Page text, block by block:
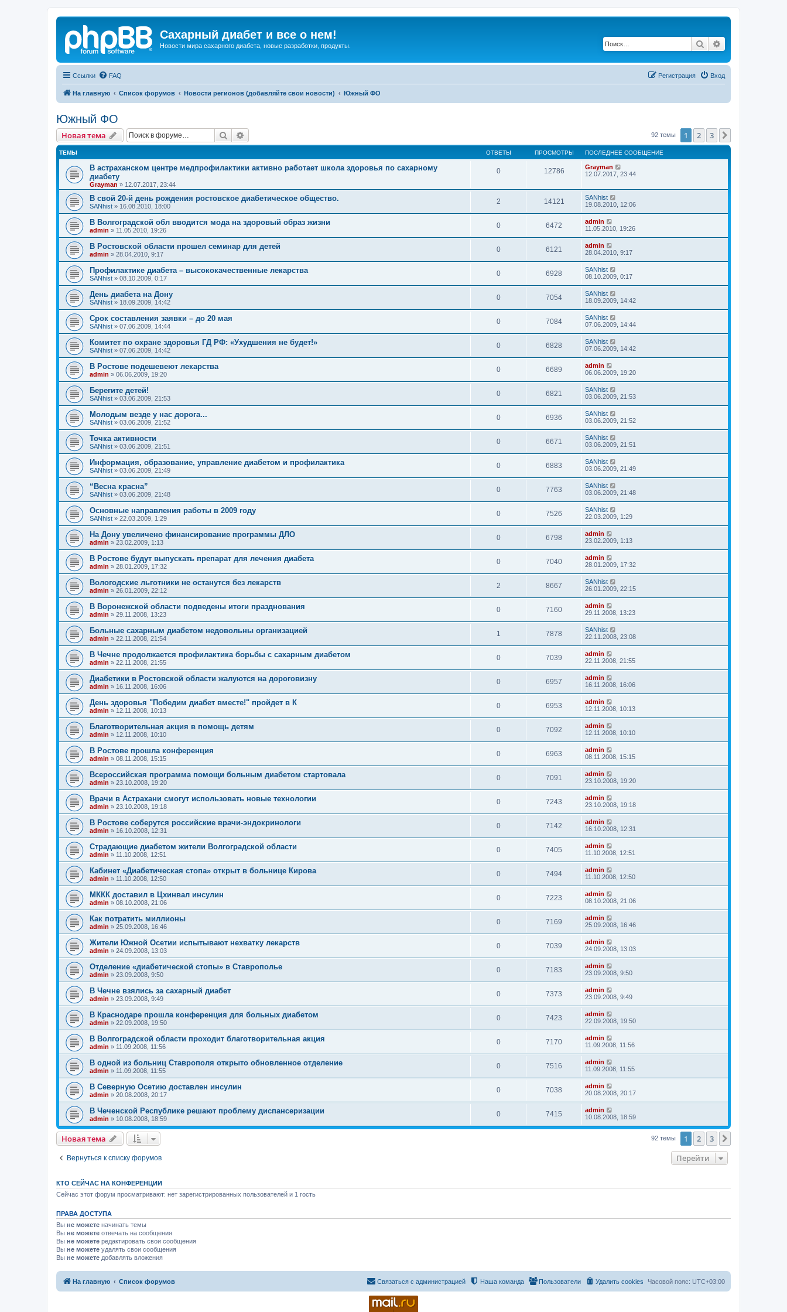
Сахарный диабет и все о нем!
Новости мира сахарного диабета, новые разработки, продукты. Поиск
Ссылки FAQ Вход
Регистрация
На главную Список форумов Новости регионов (добавляйте свои новости) Южный ФО
Южный ФО
Новая тема Поиск 92 темы 1 2 3
ТЕМЫ ОТВЕТЫ ПРОСМОТРЫ ПОСЛЕДНЕЕ СООБЩЕНИЕ
В астраханском центре медпрофилактики активно работает школа здоровья по сахарному
диабету
Grayman » 12.07.2017, 23:44
0 12786
Grayman
12.07.2017, 23:44
В свой 20-й день рождения ростовское диабетическое общество.
SANhist » 16.08.2010, 18:00
2 14121
SANhist
19.08.2010, 12:06
В Волгоградской обл вводится мода на здоровый образ жизни
admin » 11.05.2010, 19:26
0 6472
admin
11.05.2010, 19:26
В Ростовской области прошел семинар для детей
admin » 28.04.2010, 9:17
0 6121
admin
28.04.2010, 9:17
Профилактике диабета – высококачественные лекарства
SANhist » 08.10.2009, 0:17
0 6928
SANhist
08.10.2009, 0:17
День диабета на Дону
SANhist » 18.09.2009, 14:42
0 7054
SANhist
18.09.2009, 14:42
Срок составления заявки – до 20 мая
SANhist » 07.06.2009, 14:44
0 7084
SANhist
07.06.2009, 14:44
Комитет по охране здоровья ГД РФ: «Ухудшения не будет!»
SANhist » 07.06.2009, 14:42
0 6828
SANhist
07.06.2009, 14:42
В Ростове подешевеют лекарства
admin » 06.06.2009, 19:20
0 6689
admin
06.06.2009, 19:20
Берегите детей!
SANhist » 03.06.2009, 21:53
0 6821
SANhist
03.06.2009, 21:53
Молодым везде у нас дорога...
SANhist » 03.06.2009, 21:52
0 6936
SANhist
03.06.2009, 21:52
Точка активности
SANhist » 03.06.2009, 21:51
0 6671
SANhist
03.06.2009, 21:51
Информация, образование, управление диабетом и профилактика
SANhist » 03.06.2009, 21:49
0 6883
SANhist
03.06.2009, 21:49
“Весна красна”
SANhist » 03.06.2009, 21:48
0 7763
SANhist
03.06.2009, 21:48
Основные направления работы в 2009 году
SANhist » 22.03.2009, 1:29
0 7526
SANhist
22.03.2009, 1:29
На Дону увеличено финансирование программы ДЛО
admin » 23.02.2009, 1:13
0 6798
admin
23.02.2009, 1:13
В Ростове будут выпускать препарат для лечения диабета
admin » 28.01.2009, 17:32
0 7040
admin
28.01.2009, 17:32
Вологодские льготники не останутся без лекарств
admin » 26.01.2009, 22:12
2 8667
SANhist
26.01.2009, 22:15
В Воронежской области подведены итоги празднования
admin » 29.11.2008, 13:23
0 7160
admin
29.11.2008, 13:23
Больные сахарным диабетом недовольны организацией
admin » 22.11.2008, 21:54
1 7878
SANhist
22.11.2008, 23:08
В Чечне продолжается профилактика борьбы с сахарным диабетом
admin » 22.11.2008, 21:55
0 7039
admin
22.11.2008, 21:55
Диабетики в Ростовской области жалуются на дороговизну
admin » 16.11.2008, 16:06
0 6957
admin
16.11.2008, 16:06
День здоровья "Победим диабет вместе!" пройдет в К
admin » 12.11.2008, 10:13
0 6953
admin
12.11.2008, 10:13
Благотворительная акция в помощь детям
admin » 12.11.2008, 10:10
0 7092
admin
12.11.2008, 10:10
В Ростове прошла конференция
admin » 08.11.2008, 15:15
0 6963
admin
08.11.2008, 15:15
Всероссийская программа помощи больным диабетом стартовала
admin » 23.10.2008, 19:20
0 7091
admin
23.10.2008, 19:20
Врачи в Астрахани смогут использовать новые технологии
admin » 23.10.2008, 19:18
0 7243
admin
23.10.2008, 19:18
В Ростове соберутся российские врачи-эндокринологи
admin » 16.10.2008, 12:31
0 7142
admin
16.10.2008, 12:31
Страдающие диабетом жители Волгоградской области
admin » 11.10.2008, 12:51
0 7405
admin
11.10.2008, 12:51
Кабинет «Диабетическая стопа» открыт в больнице Кирова
admin » 11.10.2008, 12:50
0 7494
admin
11.10.2008, 12:50
МККК доставил в Цхинвал инсулин
admin » 08.10.2008, 21:06
0 7223
admin
08.10.2008, 21:06
Как потратить миллионы
admin » 25.09.2008, 16:46
0 7169
admin
25.09.2008, 16:46
Жители Южной Осетии испытывают нехватку лекарств
admin » 24.09.2008, 13:03
0 7039
admin
24.09.2008, 13:03
Отделение «диабетической стопы» в Ставрополье
admin » 23.09.2008, 9:50
0 7183
admin
23.09.2008, 9:50
В Чечне взялись за сахарный диабет
admin » 23.09.2008, 9:49
0 7373
admin
23.09.2008, 9:49
В Краснодаре прошла конференция для больных диабетом
admin » 22.09.2008, 19:50
0 7423
admin
22.09.2008, 19:50
В Волгоградской области проходит благотворительная акция
admin » 11.09.2008, 11:56
0 7170
admin
11.09.2008, 11:56
В одной из больниц Ставрополя открыто обновленное отделение
admin » 11.09.2008, 11:55
0 7516
admin
11.09.2008, 11:55
В Северную Осетию доставлен инсулин
admin » 20.08.2008, 20:17
0 7038
admin
20.08.2008, 20:17
В Чеченской Республике решают проблему диспансеризации
admin » 10.08.2008, 18:59
0 7415
admin
10.08.2008, 18:59
Новая тема 92 темы 1 2 3
Вернуться к списку форумов Перейти
КТО СЕЙЧАС НА КОНФЕРЕНЦИИ
Сейчас этот форум просматривают: нет зарегистрированных пользователей и 1 гость
ПРАВА ДОСТУПА
Вы не можете начинать темы
Вы не можете отвечать на сообщения
Вы не можете редактировать свои сообщения
Вы не можете удалять свои сообщения
Вы не можете добавлять вложения
На главную Список форумов Часовой пояс: UTC+03:00
Удалить cookies
Пользователи
Наша команда
Связаться с администрацией